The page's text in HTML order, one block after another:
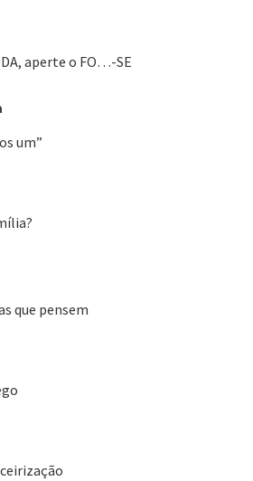
aperte o FO…-SE
um”
que pensem